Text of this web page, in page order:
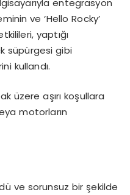
entegrasyon
ve ‘Hello Rocky’
yaptığı
süpürgesi gibi
kullandı.
üzere aşırı koşullara
motorların
ve sorunsuz bir şekilde